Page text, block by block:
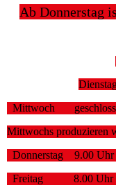
Ab Donnerstag
Mittwoch
Mittwochs produzieren
Donnerstag 9.00 Uhr
Freitag 8.00 Uhr -